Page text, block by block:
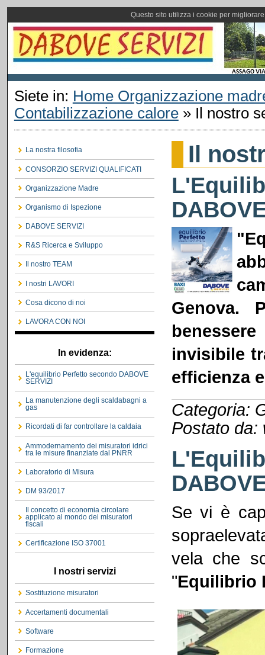
Questo sito utilizza i cookie per
Siete in: Home Organizzazione
Contabilizzazione calore» Il nostro
La nostra filosofia
CONSORZIO SERVIZI QUALIFICATI
Organizzazione Madre
Organismo di Ispezione
DABOVE SERVIZI
R&S Ricerca e Sviluppo
Il nostro TEAM
I nostri LAVORI
Cosa dicono di noi
LAVORA CON NOI
In evidenza:
L'equilibrio Perfetto secondo DABOVE
SERVIZI
La manutenzione degli scaldabagni a
gas
Ricordati di far controllare la caldaia
Ammodernamento dei misuratori idrici
tra le misure finanziate dal PNRR
Laboratorio di Misura
DM 93/2017
Il concetto di economia circolare
applicato al mondo dei misuratori
fiscali
Certificazione ISO 37001
I nostri servizi
Sostituzione misuratori
Accertamenti documentali
Software
Formazione
Il
"E
Genova.
invisibile
efficienza
Categoria:
Postato da:
Se vi è
vela che
"Equilibrio